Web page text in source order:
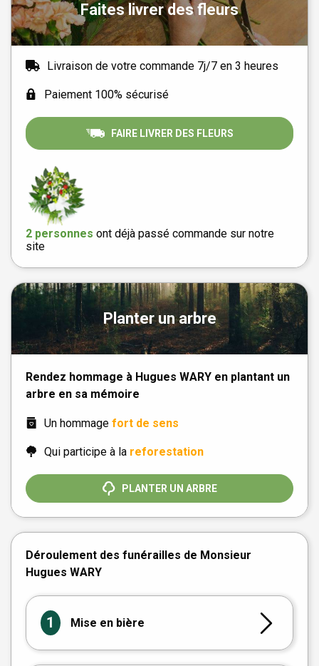
Faites livrer des fleurs
Livraison de votre commande 7j/7 en 3 heures
Paiement 100% sécurisé
FAIRE LIVRER DES FLEURS
2 personnes ont déjà passé commande sur notre
site
Planter un arbre
Rendez hommage à Hugues WARY en plantant un
arbre en sa mémoire
Un hommage fort de sens
Qui participe à la reforestation
PLANTER UN ARBRE
Déroulement des funérailles de Monsieur
Hugues WARY
1 Mise en bière